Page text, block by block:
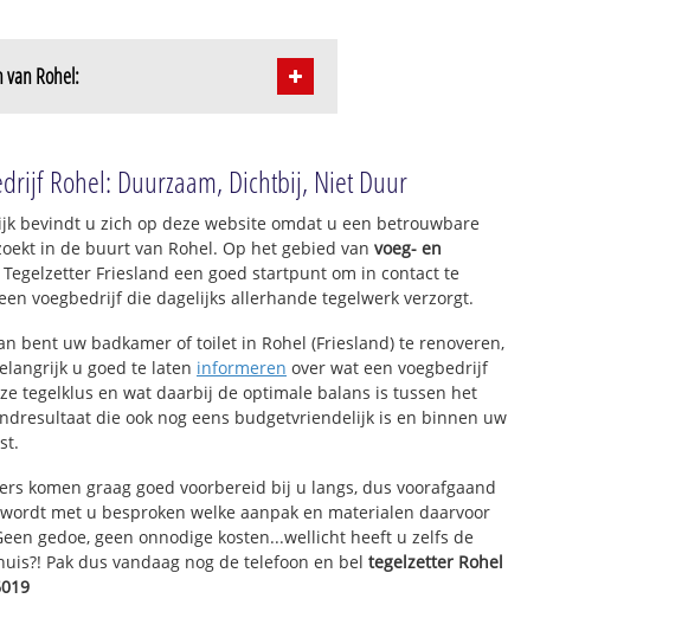
Rohel:
Rohel: Duurzaam, Dichtbij, Niet Duur
bevindt u zich op deze website omdat u een betrouwbare
in de buurt van Rohel. Op het gebied van voeg- en
Friesland een goed startpunt om in contact te
voegbedrijf die dagelijks allerhande tegelwerk verzorgt.
bent uw badkamer of toilet in Rohel (Friesland) te renoveren,
u goed te laten informeren over wat een voegbedrijf
tegelklus en wat daarbij de optimale balans is tussen het
die ook nog eens budgetvriendelijk is en binnen uw
komen graag goed voorbereid bij u langs, dus voorafgaand
met u besproken welke aanpak en materialen daarvoor
gedoe, geen onnodige kosten...wellicht heeft u zelfs de
Pak dus vandaag nog de telefoon en bel tegelzetter Rohel